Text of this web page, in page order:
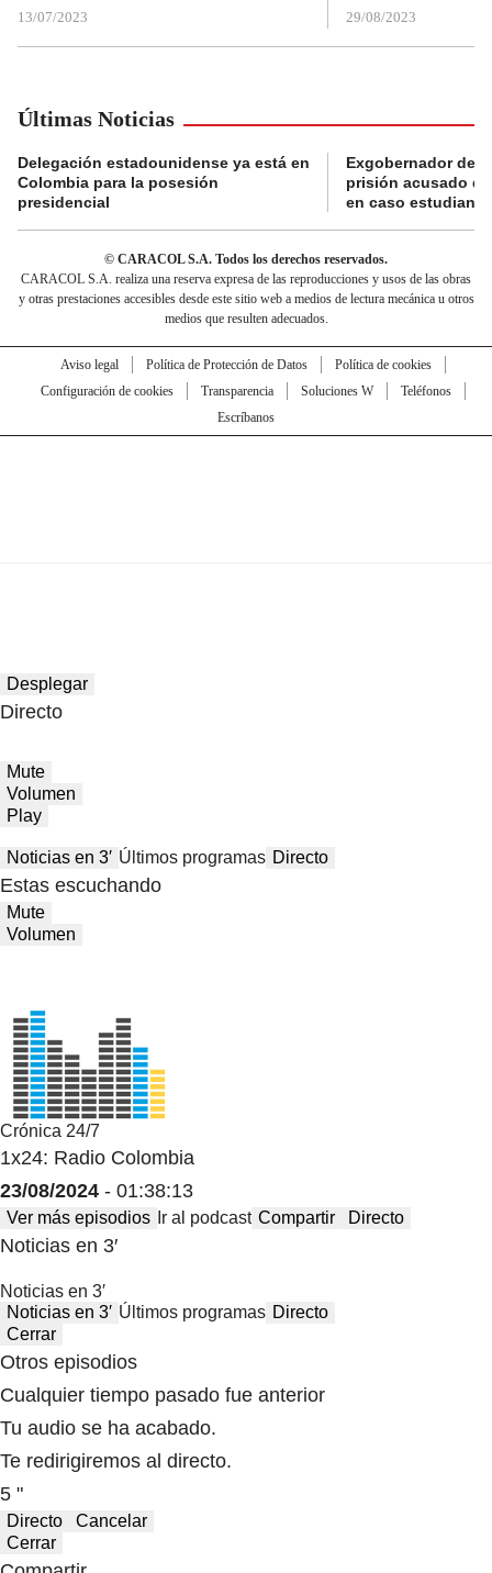
13/07/2023 29/08/2023
Últimas Noticias
Delegación estadounidense ya está en
Colombia para la posesión
presidencial
Exgobernador de
prisión acusado
en caso
© CARACOL S.A. Todos los derechos reservados.
CARACOL S.A. realiza una reserva expresa de las reproducciones y usos de las obras
y otras prestaciones accesibles desde este sitio web a medios de lectura mecánica u otros
medios que resulten adecuados.
Aviso legal Política de Protección de Datos
Política de cookies
Configuración de cookies
Transparencia Soluciones W
Teléfonos
Escríbanos
Desplegar
Directo
Mute
Volumen
Play
Noticias en 3′ Últimos programas Directo
Estas escuchando
Mute
Volumen
Crónica 24/7
1x24: Radio Colombia
23/08/2024 - 01:38:13
Ver más episodios Ir al podcast Compartir Directo
Noticias en 3′
Noticias en 3′
Noticias en 3′ Últimos programas Directo
Cerrar
Otros episodios
Cualquier tiempo pasado fue anterior
Tu audio se ha acabado.
Te redirigiremos al directo.
5 "
Directo
Cancelar
Cerrar